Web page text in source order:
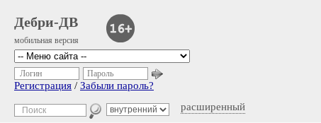
Дебри-ДВ
мобильная версия
расширенный
Логин Пароль
Регистрация / Забыли пароль?